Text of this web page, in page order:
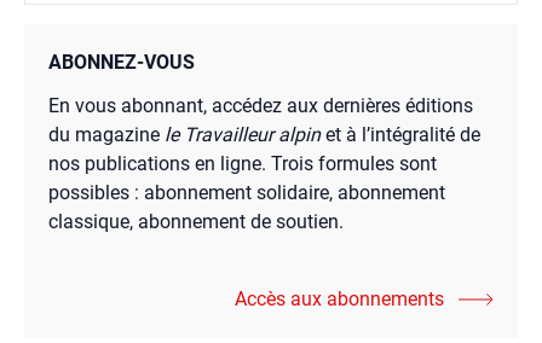
ABONNEZ-VOUS
En vous abonnant, accédez aux dernières éditions
du magazine le Travailleur alpinet à l’intégralité de
nos publications en ligne. Trois formules sont
possibles : abonnement solidaire, abonnement
classique, abonnement de soutien.
Accès aux abonnements